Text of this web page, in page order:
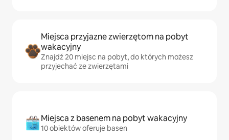
Miejsca przyjazne zwierzętom na pobyt
wakacyjny
Znajdź 20 miejsc na pobyt, do których możesz
przyjechać ze zwierzętami
Miejsca z basenem na pobyt wakacyjny
10 obiektów oferuje basen